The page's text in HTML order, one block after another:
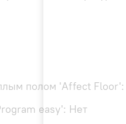
полом 'Affect
easy': Нет